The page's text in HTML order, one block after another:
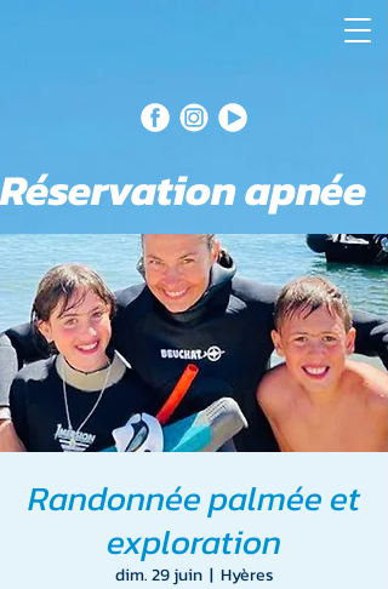
Réservation apnée
Randonnée palmée et
exploration
dim. 29 juin
  |
Hyères